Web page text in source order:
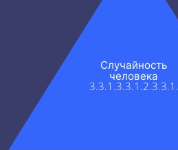
Случайность
человека
3.3.1.3.3.1.2.3.3.1.